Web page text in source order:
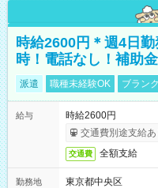
時給2600円＊週4日
時！電話なし！補助
派遣 職種未経験OK ブラン
給与
時給2600円
交通費別途支給あ
交通費 全額支給
勤務地
東京都中央区